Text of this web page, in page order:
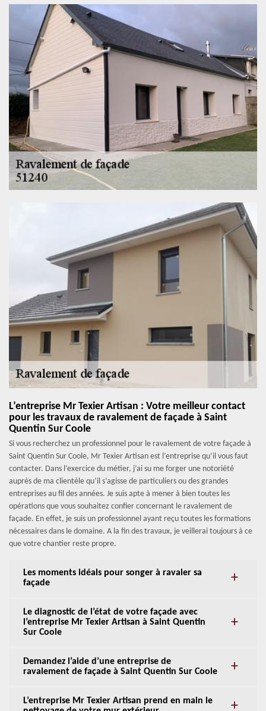
L’entreprise Mr Texier Artisan : Votre meilleur contact
pour les travaux de ravalement de façade à Saint
Quentin Sur Coole
Si vous recherchez un professionnel pour le ravalement de votre façade à
Saint Quentin Sur Coole, Mr Texier Artisan est l’entreprise qu’il vous faut
contacter. Dans l’exercice du métier, j’ai su me forger une notoriété
auprès de ma clientèle qu’il s’agisse de particuliers ou des grandes
entreprises au fil des années. Je suis apte à mener à bien toutes les
opérations que vous souhaitez confier concernant le ravalement de
façade. En effet, je suis un professionnel ayant reçu toutes les formations
nécessaires dans le domaine. A la fin des travaux, je veillerai toujours à ce
que votre chantier reste propre.
Les moments idéals pour songer à ravaler sa
façade
Le diagnostic de l’état de votre façade avec
l’entreprise Mr Texier Artisan à Saint Quentin
Sur Coole
Demandez l’aide d’une entreprise de
ravalement de façade à Saint Quentin Sur Coole
L’entreprise Mr Texier Artisan prend en main le